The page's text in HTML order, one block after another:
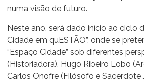
numa visão de futuro.
Neste ano, será dado início ao ciclo
Cidade em quESTÃO”, onde se
“Espaço Cidade” sob diferentes
(Historiadora), Hugo Ribeiro Lobo
Carlos Onofre (Filósofo e Sacerdote